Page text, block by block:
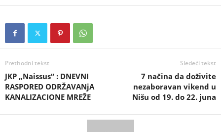
Prethodni tekst
JKP „Naissus“ : DNEVNI
RASPORED ODRŽAVANjA
KANALIZACIONE MREŽE
Sledeći tekst
7 načina da doživite
nezaboravan vikend u
Nišu od 19. do 22. juna